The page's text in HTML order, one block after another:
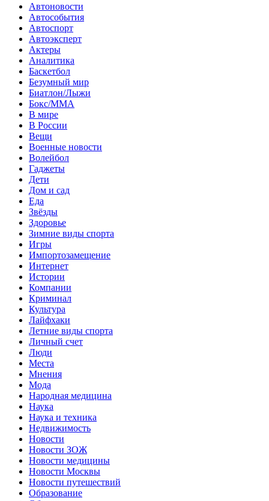
Автоновости
Автособытия
Автоспорт
Автоэксперт
Актеры
Аналитика
Баскетбол
Безумный мир
Биатлон/Лыжи
Бокс/MMA
В мире
В России
Вещи
Военные новости
Волейбол
Гаджеты
Дети
Дом и сад
Еда
Звёзды
Здоровье
Зимние виды спорта
Игры
Импортозамещение
Интернет
Истории
Компании
Криминал
Культура
Лайфхаки
Летние виды спорта
Личный счет
Люди
Места
Мнения
Мода
Народная медицина
Наука
Наука и техника
Недвижимость
Новости
Новости ЗОЖ
Новости медицины
Новости Москвы
Новости путешествий
Образование